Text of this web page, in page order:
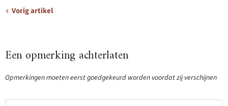
Vorig artikel
Een opmerking achterlaten
Opmerkingen moeten eerst goedgekeurd worden voordat zij verschijnen